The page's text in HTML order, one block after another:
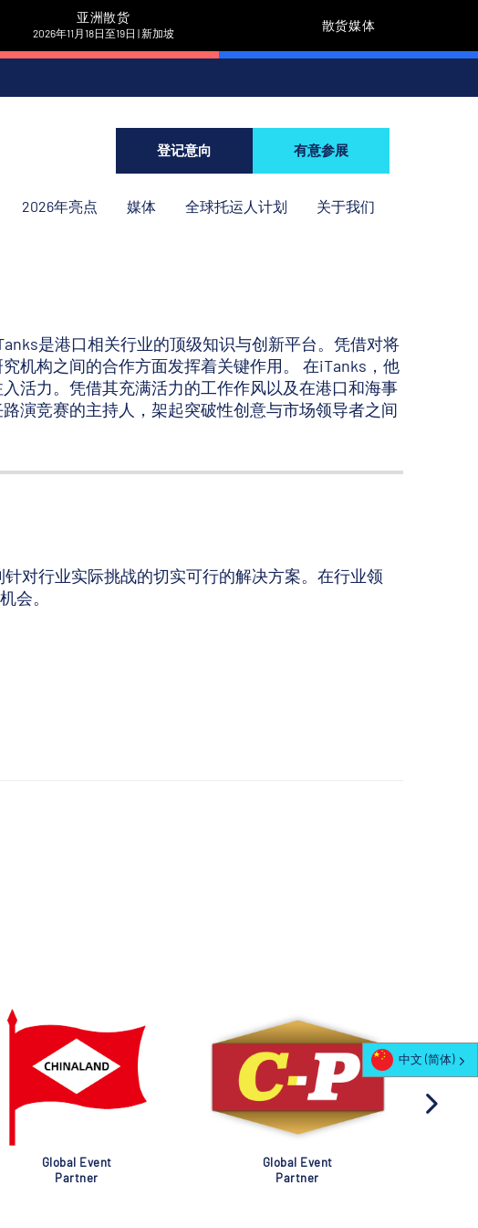
亚洲散货
2026年11月18日至19日 | 新加坡
散货媒体
登记意向 有意参展
2026年亮点 媒体 全球托运人计划 关于我们
是港口相关行业的顶级知识与创新平台。凭借对将
机构之间的合作方面发挥着关键作用。 在iTanks，他
活力。凭借其充满活力的工作作风以及在港口和海事
演竞赛的主持人，架起突破性创意与市场领导者之间
对行业实际挑战的切实可行的解决方案。在行业领
会。
Global Event
Partner
Global Event
Partner
中文 (简体)